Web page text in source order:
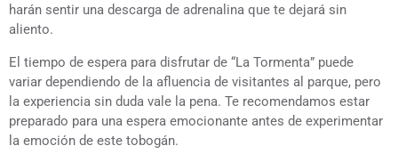
harán sentir una descarga de adrenalina que te dejará sin
aliento.
El tiempo de espera para disfrutar de “La Tormenta” puede
variar dependiendo de la afluencia de visitantes al parque, pero
la experiencia sin duda vale la pena. Te recomendamos estar
preparado para una espera emocionante antes de experimentar
la emoción de este tobogán.